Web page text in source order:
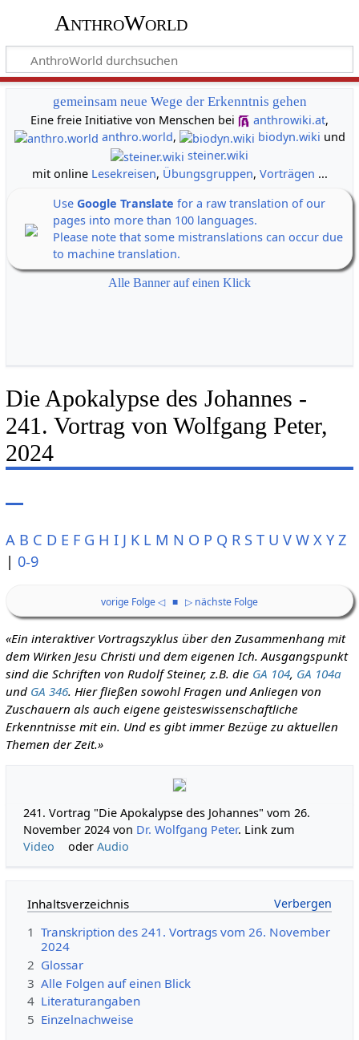
AnthroWorld
gemeinsam neue Wege der Erkenntnis gehen
Eine freie Initiative von Menschen bei
anthrowiki.at,
anthro.world, biodyn.wiki und
steiner.wiki
mit online Lesekreisen, Übungsgruppen, Vorträgen ...
Use Google Translate for a raw translation of our
pages into more than 100 languages.
Please note that some mistranslations can occur due
to machine translation.
Alle Banner auf einen Klick
Die Apokalypse des Johannes -
241. Vortrag von Wolfgang Peter,
2024
A B C D E F G H I J K L M N O P Q R S T U V W X Y Z
| 0-9
vorige Folge ◁ ■ ▷ nächste Folge
«Ein interaktiver Vortragszyklus über den Zusammenhang mit
dem Wirken Jesu Christi und dem eigenen Ich. Ausgangspunkt
sind die Schriften von Rudolf Steiner, z.B. die GA 104, GA 104a
und GA 346. Hier fließen sowohl Fragen und Anliegen von
Zuschauern als auch eigene geisteswissenschaftliche
Erkenntnisse mit ein. Und es gibt immer Bezüge zu aktuellen
Themen der Zeit.»
241. Vortrag "Die Apokalypse des Johannes" vom 26.
November 2024 von Dr. Wolfgang Peter. Link zum
Video
oderAudio
Inhaltsverzeichnis
1 Transkription des 241. Vortrags vom 26. November
2024
2 Glossar
3 Alle Folgen auf einen Blick
4 Literaturangaben
5 Einzelnachweise